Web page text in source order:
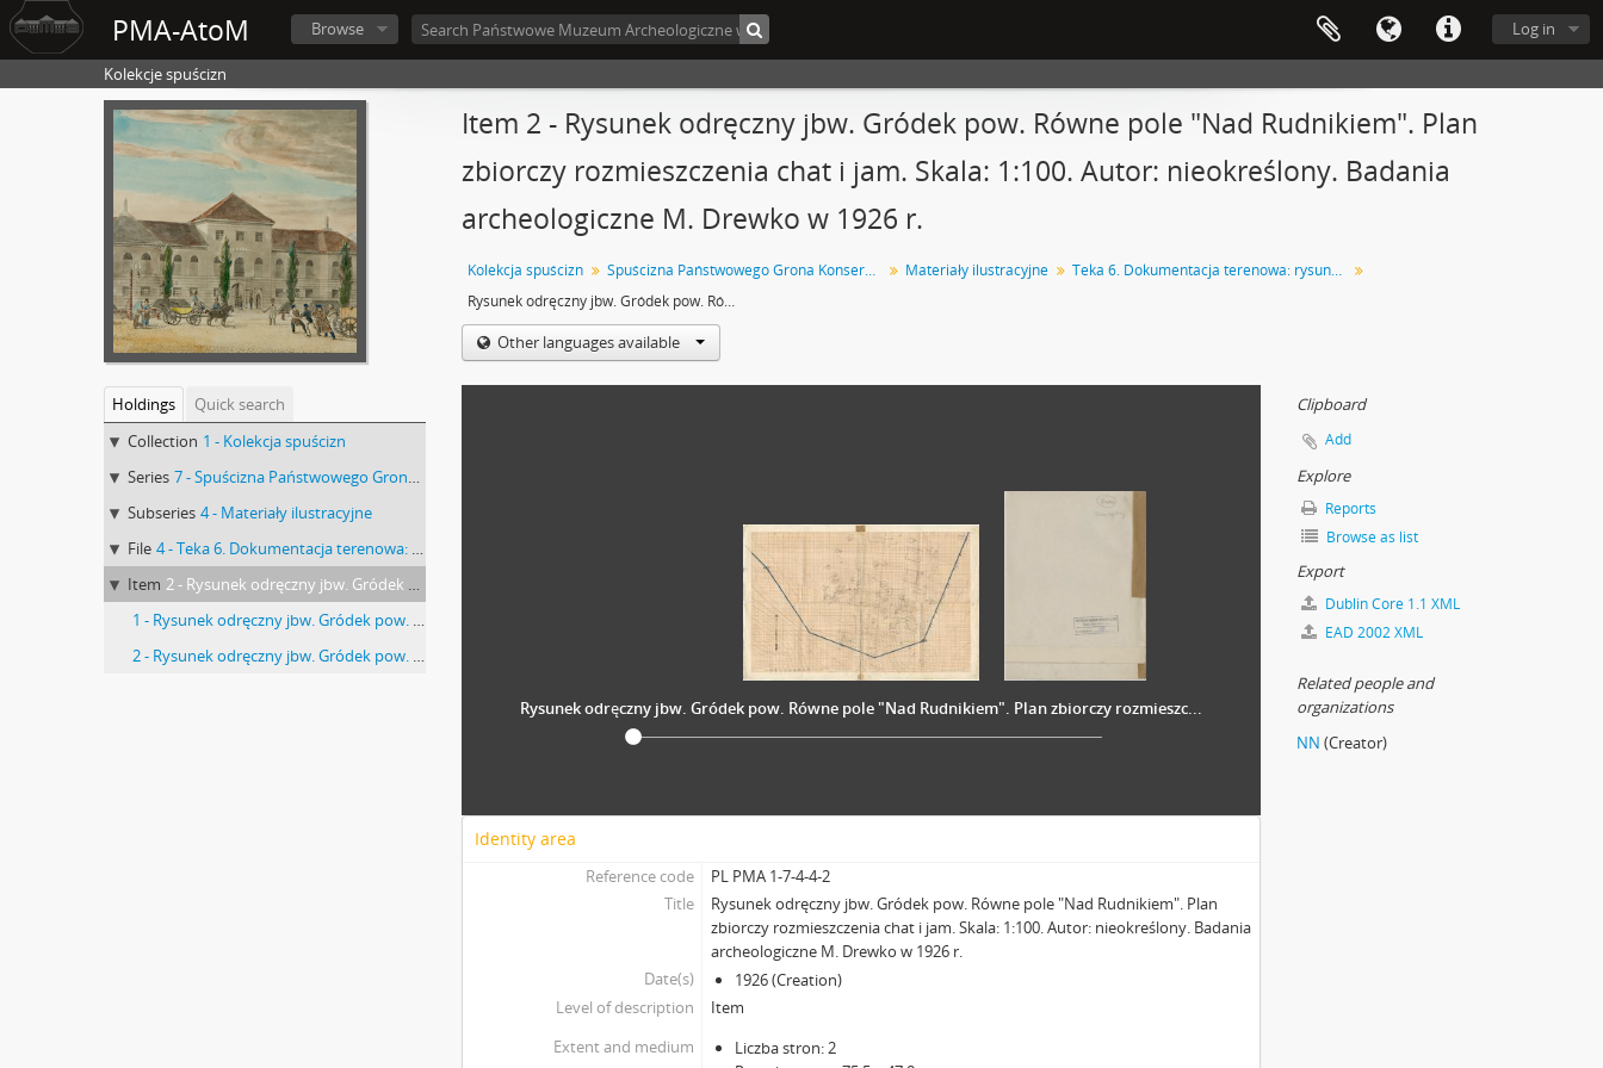
PMA-AtoM Log in
Browse
Kolekcje spuścizn
Holdings
Quick search
Collection 1 - Kolekcja spuścizn
Series 7 - Spuścizna Państwowego Grona Konserwatorów Zabytków Przedhistorycznych : Sprawy Urzędu Konserwatora Okręgowego Zabytków Przedhistorycznych w Lublinie
Subseries 4 - Materiały ilustracyjne
File 4 - Teka 6. Dokumentacja terenowa: rysunki Urzędu Konserwatora Okręgowego Zabytków Przedhistorycznych w Lublinie dot. stanowiska "Nad Rudnikiem" w Gródku pow. Równe. Teczka nr 4
Item 2 - Rysunek odręczny jbw. Gródek pow. Równe pole "Nad Rudnikiem". Plan zbiorczy rozmieszczenia chat i jam. Skala: 1:100. Autor: nieokreślony. Badania archeologiczne M. Drewko w 1926 r.
1 - Rysunek odręczny jbw. Gródek pow. Równe pole "Nad Rudnikiem". Plan zbiorczy rozmieszczenia chat i jam. Skala: 1:100. Autor: nieokreślony. Badania archeologiczne M. Drewko w 1926 r. s. 1: rysunek na papierze milimetrowym.
2 - Rysunek odręczny jbw. Gródek pow. Równe pole "Nad Rudnikiem". Plan zbiorczy rozmieszczenia chat i jam. Skala: 1:100. Autor: nieokreślony. Badania archeologiczne M. Drewko w 1926 r. s. 2: strona z pieczątką Działu Dokumentacji PMA.
Item 2 - Rysunek odręczny jbw. Gródek pow. Równe pole "Nad Rudnikiem". Plan
zbiorczy rozmieszczenia chat i jam. Skala: 1:100. Autor: nieokreślony. Badania
archeologiczne M. Drewko w 1926 r.
Kolekcja spuścizn Spuścizna Państwowego Grona Konserwatorów Zabytków Przedhistorycznych : Sprawy Urzędu Konserwatora Okręgowego Zabytków Przedhistorycznych w Lublinie Materiały ilustracyjne
Teka 6. Dokumentacja terenowa: rysunki Urzędu Konserwatora Okręgowego Zabytków Przedhistorycznych w Lublinie dot. stanowiska "Nad Rudnikiem" w Gródku pow. Równe. Teczka nr 4
Rysunek odręczny jbw. Gródek pow. Równe pole "Nad Rudnikiem". Plan zbiorczy rozmieszczenia chat i jam. Skala: 1:100. Autor: nieokreślony. Badania archeologiczne M. Drewko w 1926 r.
Other languages available
Rysunek odręczny jbw. Gródek pow. Równe pole "Nad Rudnikiem". Plan zbiorczy rozmieszc...
Identity area
Reference code
PL PMA 1-7-4-4-2
Title
Rysunek odręczny jbw. Gródek pow. Równe pole "Nad Rudnikiem". Plan
zbiorczy rozmieszczenia chat i jam. Skala: 1:100. Autor: nieokreślony. Badania
archeologiczne M. Drewko w 1926 r.
Date(s)
1926 (Creation)
Level of description
Item
Extent and medium
Liczba stron: 2
Clipboard
Add
Explore
Reports
Browse as list
Export
Dublin Core 1.1 XML
EAD 2002 XML
Related people and
organizations
NN (Creator)